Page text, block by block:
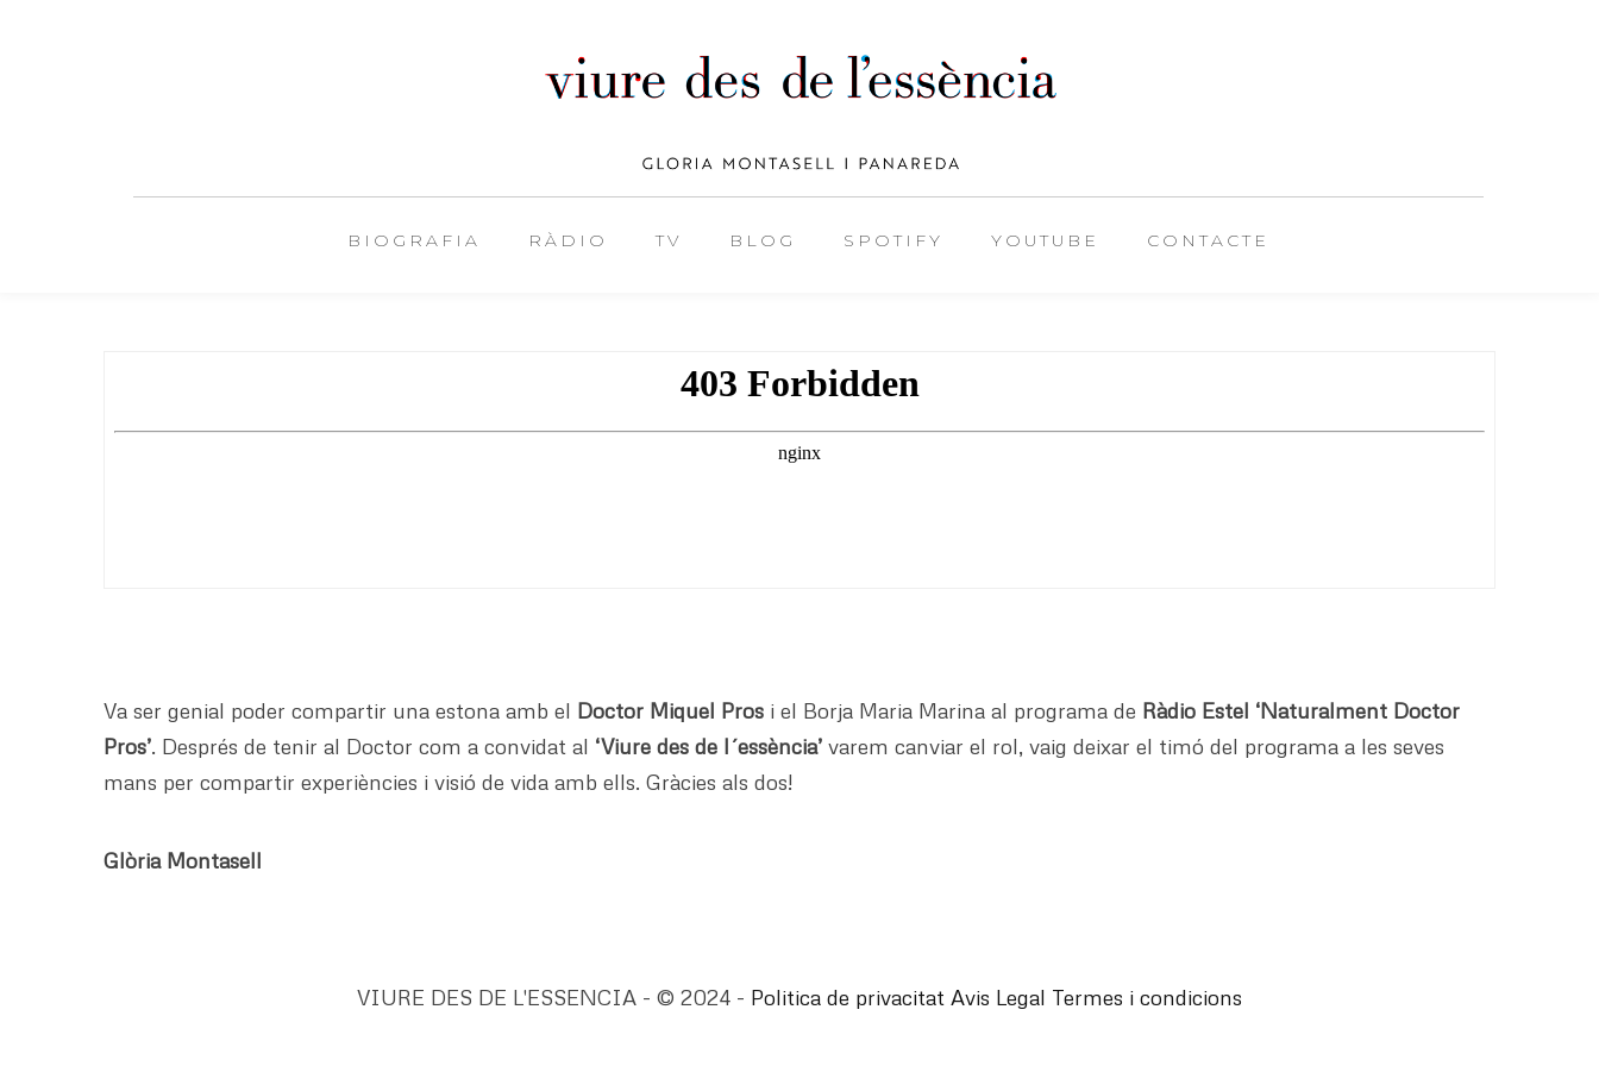
BIOGRAFIA RÀDIO TV BLOG SPOTIFY YOUTUBE CONTACTE
Va ser genial poder compartir una estona amb el Doctor Miquel Pros i el Borja Maria Marina al programa de Ràdio Estel ‘Naturalment Doctor
Pros’. Després de tenir al Doctor com a convidat al ‘Viure des de l´essència’ varem canviar el rol, vaig deixar el timó del programa a les seves
mans per compartir experiències i visió de vida amb ells. Gràcies als dos!
Glòria Montasell
VIURE DES DE L'ESSENCIA - © 2024 - Politica de privacitat Avis Legal Termes i condicions